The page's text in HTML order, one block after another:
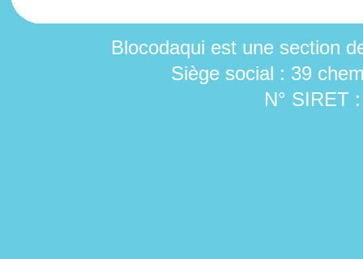
Blocodaqui est une section
Siège social : 39
N° SIRET